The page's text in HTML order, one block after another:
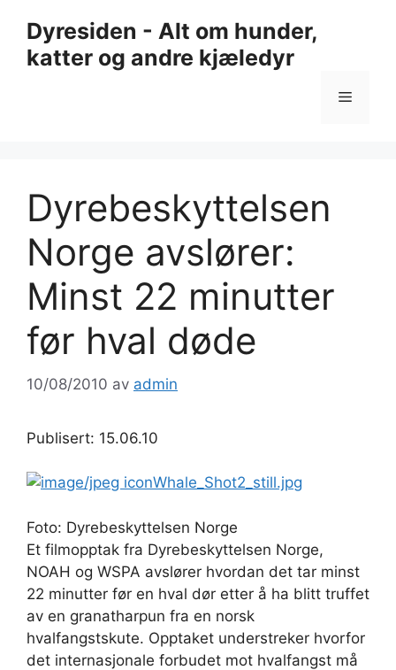
innhold
Dyresiden - Alt om hunder,
katter og andre kjæledyr
Meny
Dyrebeskyttelsen
Norge avslører:
Minst 22 minutter
før hval døde
10/08/2010 av admin
Publisert: 15.06.10
Whale_Shot2_still.jpg
Foto: Dyrebeskyttelsen Norge
Et filmopptak fra Dyrebeskyttelsen Norge,
NOAH og WSPA avslører hvordan det tar minst
22 minutter før en hval dør etter å ha blitt truffet
av en granatharpun fra en norsk
hvalfangstskute. Opptaket understreker hvorfor
det internasjonale forbudet mot hvalfangst må